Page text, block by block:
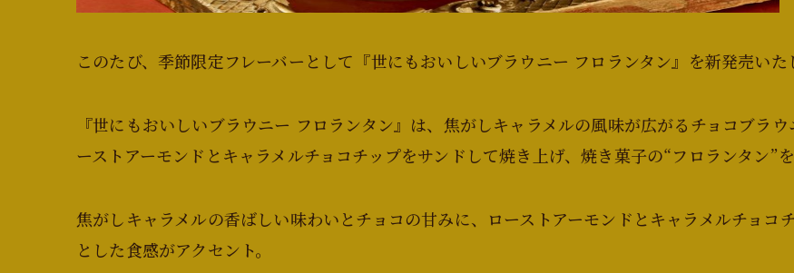
このたび、季節限定フレーバーとして『世にもおいしいブラウニー フロランタン』を新発売いた
『世にもおいしいブラウニー フロランタン』は、焦がしキャラメルの風味が広がるチョコブラ
ーストアーモンドとキャラメルチョコチップをサンドして焼き上げ、焼き菓子の“フロランタン”を
焦がしキャラメルの香ばしい味わいとチョコの甘みに、ローストアーモンドとキャラメルチョコ
とした食感がアクセント。